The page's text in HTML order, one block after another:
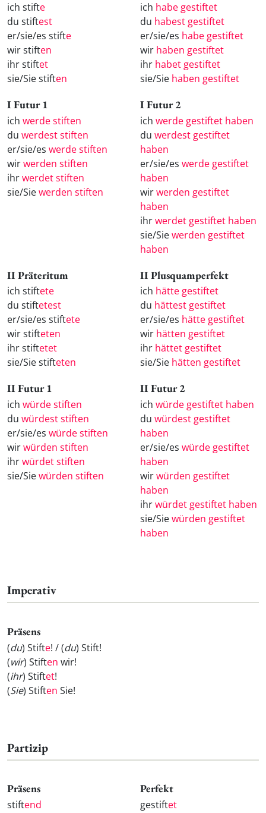
ich stifte
du stiftest
er/sie/es stifte
wir stiften
ihr stiftet
sie/Sie stiften
ich habe gestiftet
du habest gestiftet
er/sie/es habe gestiftet
wir haben gestiftet
ihr habet gestiftet
sie/Sie haben gestiftet
I Futur 1
ich werde stiften
du werdest stiften
er/sie/es werde stiften
wirwerden stiften
ihrwerdet stiften
sie/Siewerden stiften
I Futur 2
ich werde gestiftet haben
du werdest gestiftet
haben
er/sie/es werde gestiftet
haben
wirwerden gestiftet
haben
ihrwerdet gestiftet haben
sie/Siewerden gestiftet
haben
II Präteritum
ich stiftete
du stiftetest
er/sie/es stiftete
wir stifteten
ihr stiftetet
sie/Sie stifteten
II Plusquamperfekt
ich hätte gestiftet
du hättest gestiftet
er/sie/es hätte gestiftet
wir hätten gestiftet
ihr hättet gestiftet
sie/Sie hätten gestiftet
II Futur 1
ich würde stiften
du würdest stiften
er/sie/es würde stiften
wirwürden stiften
ihrwürdet stiften
sie/Siewürden stiften
II Futur 2
ich würde gestiftet haben
du würdest gestiftet
haben
er/sie/es würde gestiftet
haben
wirwürden gestiftet
haben
ihrwürdet gestiftet haben
sie/Siewürden gestiftet
haben
Imperativ
Präsens
(du) Stifte! / (du) Stift!
(wir) Stiften wir!
(ihr) Stiftet!
(Sie) Stiften Sie!
Partizip
Präsens
stiftend
Perfekt
gestiftet